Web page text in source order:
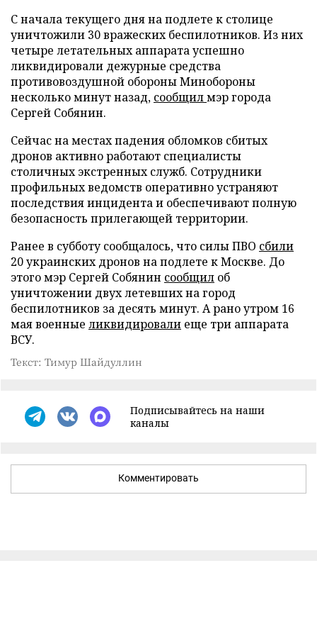
С начала текущего дня на подлете к столице
уничтожили 30 вражеских беспилотников. Из них
четыре летательных аппарата успешно
ликвидировали дежурные средства
противовоздушной обороны Минобороны
несколько минут назад, сообщилмэр города
Сергей Собянин.
Сейчас на местах падения обломков сбитых
дронов активно работают специалисты
столичных экстренных служб. Сотрудники
профильных ведомств оперативно устраняют
последствия инцидента и обеспечивают полную
безопасность прилегающей территории.
Ранее в субботу сообщалось, что силы ПВО сбили
20 украинских дронов на подлете к Москве. До
этого мэр Сергей Собянин сообщил об
уничтожении двух летевших на город
беспилотников за десять минут. А рано утром 16
мая военные ликвидировали еще три аппарата
ВСУ.
Текст: Тимур Шайдуллин
Подписывайтесь на наши
каналы
Комментировать